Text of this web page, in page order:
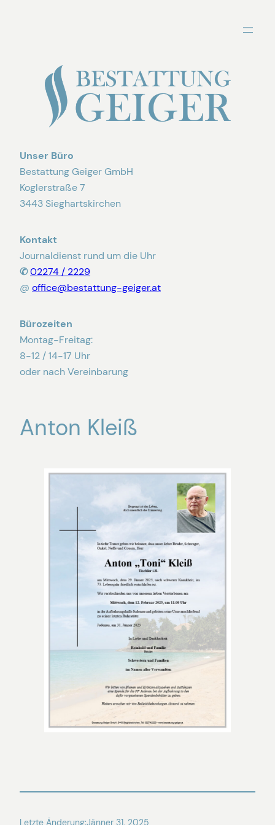
Unser Büro
Bestattung Geiger GmbH
Koglerstraße 7
3443 Sieghartskirchen
Kontakt
Journaldienst rund um die Uhr
✆02274 / 2229
@ office@bestattung-geiger.at
Bürozeiten
Montag-Freitag:
8-12 / 14-17 Uhr
oder nach Vereinbarung
Anton Kleiß